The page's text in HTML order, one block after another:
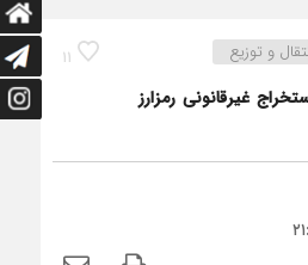
11 و توزیع
غیرقانونی رمزارز